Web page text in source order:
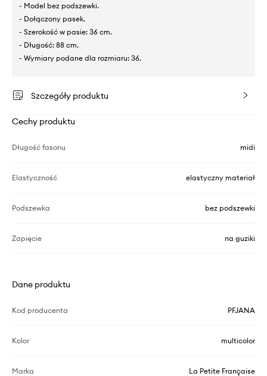
- Model bez podszewki.
- Dołączony pasek.
- Szerokość w pasie: 36 cm.
- Długość: 88 cm.
- Wymiary podane dla rozmiaru: 36.
Szczegóły produktu
Cechy produktu
Długość fasonu midi
Elastyczność elastyczny materiał
Podszewka bez podszewki
Zapięcie na guziki
Dane produktu
Kod producenta PFJANA
Kolor multicolor
Marka La Petite Française